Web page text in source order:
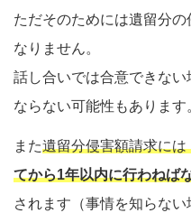
ただそのためには遺留分
なりません。
話し合いでは合意できな
ならない可能性もあります
また遺留分侵害額請求には
てから1年以内に行わねば
されます（事情を知らな